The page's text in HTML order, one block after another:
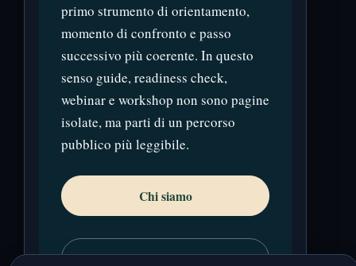
primo strumento di orientamento,
momento di confronto e passo
successivo più coerente. In questo
senso guide, readiness check,
webinar e workshop non sono pagine
isolate, ma parti di un percorso
pubblico più leggibile.
Chi siamo
Sostieni il progetto